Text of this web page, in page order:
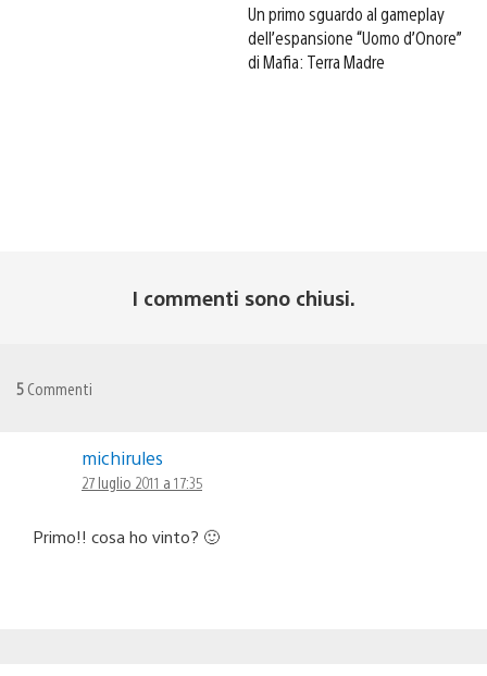
Un primo sguardo al gameplay
dell’espansione “Uomo d’Onore”
di Mafia: Terra Madre
I commenti sono chiusi.
5 Commenti
michirules
27 luglio 2011 a 17:35
Primo!! cosa ho vinto? 🙂